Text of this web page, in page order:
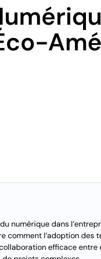
numérique dans
comment l’adoption des
collaboration efficace